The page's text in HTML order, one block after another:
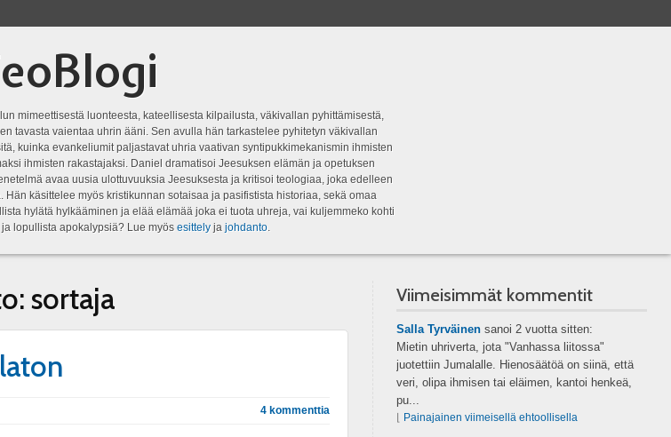
mimeettisestä luonteesta, kateellisesta kilpailusta, väkivallan pyhittämisestä,
tavasta vaientaa uhrin ääni. Sen avulla hän tarkastelee pyhitetyn väkivallan
kuinka evankeliumit paljastavat uhria vaativan syntipukkimekanismin ihmisten
ihmisten rakastajaksi. Daniel dramatisoi Jeesuksen elämän ja opetuksen
avaa uusia ulottuvuuksia Jeesuksesta ja kritisoi teologiaa, joka edelleen
käsittelee myös kristikunnan sotaisaa ja pasifistista historiaa, sekä omaa
hylätä hylkääminen ja elää elämää joka ei tuota uhreja, vai kuljemmeko kohti
lopullista apokalypsiä? Lue myös esittelyja johdanto.
sortaja
4 kommenttia
Viimeisimmät kommentit
Salla Tyrväinensanoi 2 vuotta sitten:
Mietin uhriverta, jota "Vanhassa liitossa"
juotettiin Jumalalle. Hienosäätöä on siinä, että
veri, olipa ihmisen tai eläimen, kantoi henkeä,
pu...
Painajainen viimeisellä ehtoollisella